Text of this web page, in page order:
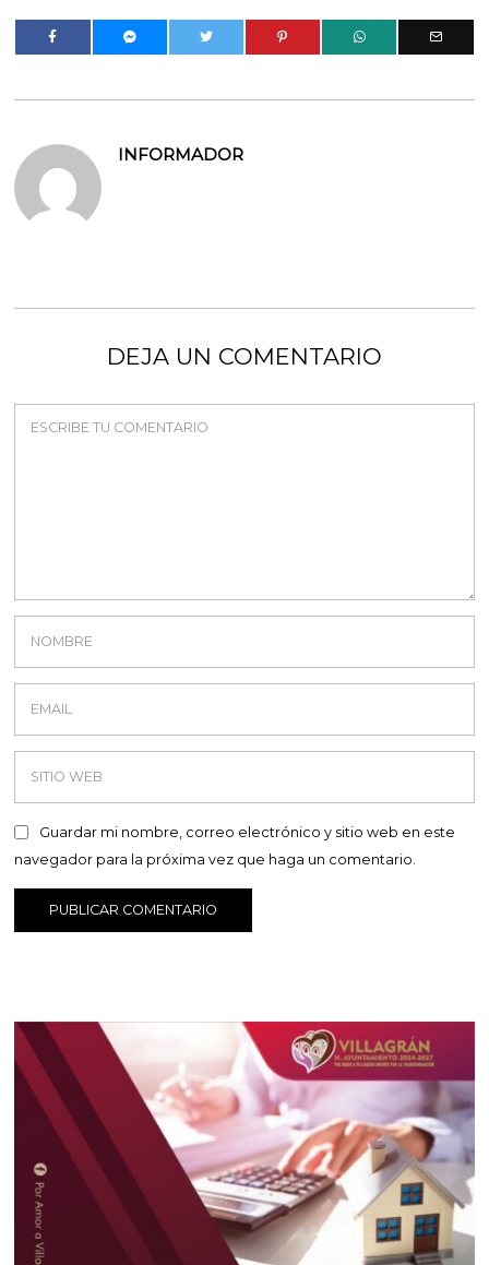
INFORMADOR
DEJA UN COMENTARIO
Guardar mi nombre, correo electrónico y sitio web en este
navegador para la próxima vez que haga un comentario.